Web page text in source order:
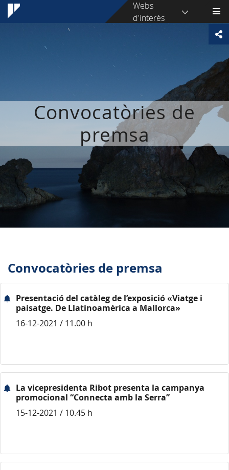
Webs
d'interès
Convocatòries de
premsa
Convocatòries de premsa
Presentació del catàleg de l’exposició «Viatge i
paisatge. De Llatinoamèrica a Mallorca»
16-12-2021 / 11.00 h
La vicepresidenta Ribot presenta la campanya
promocional “Connecta amb la Serra”
15-12-2021 / 10.45 h